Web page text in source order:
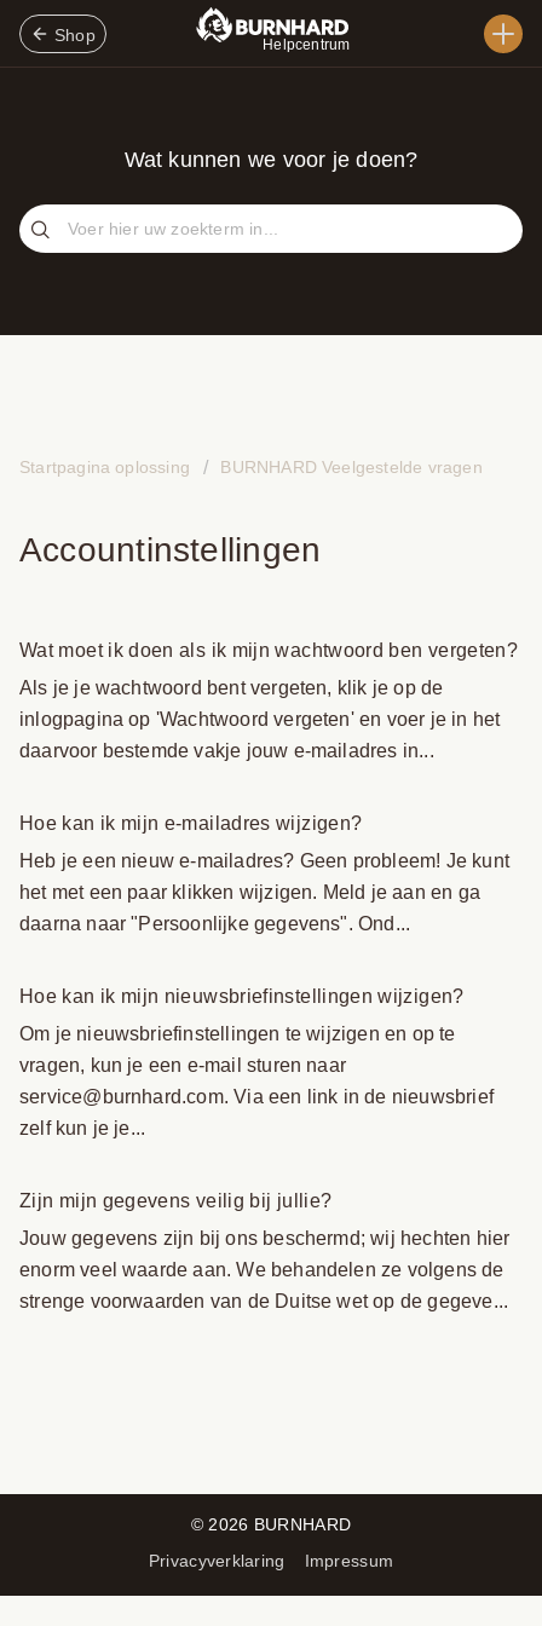
Shop
Helpcentrum
Wat kunnen we voor je doen?
Startpagina oplossing BURNHARD Veelgestelde vragen
Accountinstellingen
Wat moet ik doen als ik mijn wachtwoord ben vergeten?
Als je je wachtwoord bent vergeten, klik je op de
inlogpagina op 'Wachtwoord vergeten' en voer je in het
daarvoor bestemde vakje jouw e-mailadres in...
Hoe kan ik mijn e-mailadres wijzigen?
Heb je een nieuw e-mailadres? Geen probleem! Je kunt
het met een paar klikken wijzigen. Meld je aan en ga
daarna naar "Persoonlijke gegevens". Ond...
Hoe kan ik mijn nieuwsbriefinstellingen wijzigen?
Om je nieuwsbriefinstellingen te wijzigen en op te
vragen, kun je een e-mail sturen naar
service@burnhard.com. Via een link in de nieuwsbrief
zelf kun je je...
Zijn mijn gegevens veilig bij jullie?
Jouw gegevens zijn bij ons beschermd; wij hechten hier
enorm veel waarde aan. We behandelen ze volgens de
strenge voorwaarden van de Duitse wet op de gegeve...
© 2026 BURNHARD
Privacyverklaring
Impressum